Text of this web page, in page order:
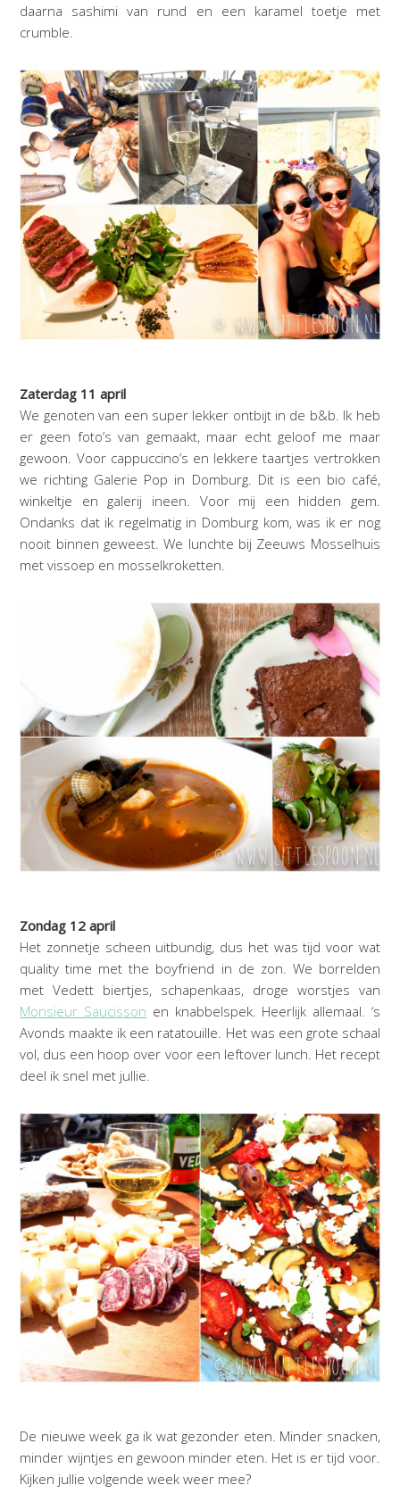
daarna sashimi van rund en een karamel toetje met
crumble.
Zaterdag 11 april
We genoten van een super lekker ontbijt in de b&b. Ik heb
er geen foto’s van gemaakt, maar echt geloof me maar
gewoon. Voor cappuccino’s en lekkere taartjes vertrokken
we richting Galerie Pop in Domburg. Dit is een bio café,
winkeltje en galerij ineen. Voor mij een hidden gem.
Ondanks dat ik regelmatig in Domburg kom, was ik er nog
nooit binnen geweest. We lunchte bij Zeeuws Mosselhuis
met vissoep en mosselkroketten.
Zondag 12 april
Het zonnetje scheen uitbundig, dus het was tijd voor wat
quality time met the boyfriend in de zon. We borrelden
met Vedett biertjes, schapenkaas, droge worstjes van
Monsieur Saucisson en knabbelspek. Heerlijk allemaal. ‘s
Avonds maakte ik een ratatouille. Het was een grote schaal
vol, dus een hoop over voor een leftover lunch. Het recept
deel ik snel met jullie.
De nieuwe week ga ik wat gezonder eten. Minder snacken,
minder wijntjes en gewoon minder eten. Het is er tijd voor.
Kijken jullie volgende week weer mee?